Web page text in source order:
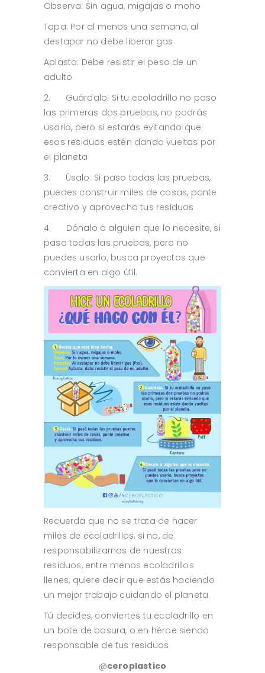
Observa: Sin agua, migajas o moho
Tapa: Por al menos una semana, al
destapar no debe liberar gas
Aplasta: Debe resistir el peso de un
adulto
2. Guárdalo. Si tu ecoladrillo no paso
las primeras dos pruebas, no podrás
usarlo, pero si estarás evitando que
esos residuos estén dando vueltas por
el planeta
3. Úsalo. Si paso todas las pruebas,
puedes construir miles de cosas, ponte
creativo y aprovecha tus residuos
4. Dónalo a alguien que lo necesite, si
paso todas las pruebas, pero no
puedes usarlo, busca proyectos que
convierta en algo útil.
Recuerda que no se trata de hacer
miles de ecoladrillos, si no, de
responsabilizarnos de nuestros
residuos, entre menos ecoladrillos
llenes, quiere decir que estás haciendo
un mejor trabajo cuidando el planeta.
Tú decides, conviertes tu ecoladrillo en
un bote de basura, o en héroe siendo
responsable de tus residuos
@ceroplastico